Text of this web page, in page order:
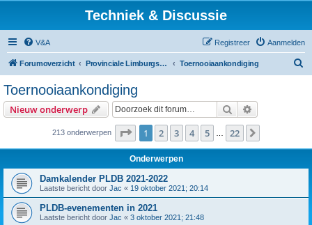
Techniek & Discussie
V&A Aanmelden
Registreer
Forumoverzicht Provinciale Limburgse Dambond Toernooiaankondiging
Toernooiaankondiging
Nieuw onderwerp Zoek
213 onderwerpen Pagina van 22
1 2 3 4 5 22
Onderwerpen
Damkalender PLDB 2021-2022
Laatste bericht door Jac « 19 oktober 2021; 20:14
PLDB-evenementen in 2021
Laatste bericht door Jac « 3 oktober 2021; 21:48